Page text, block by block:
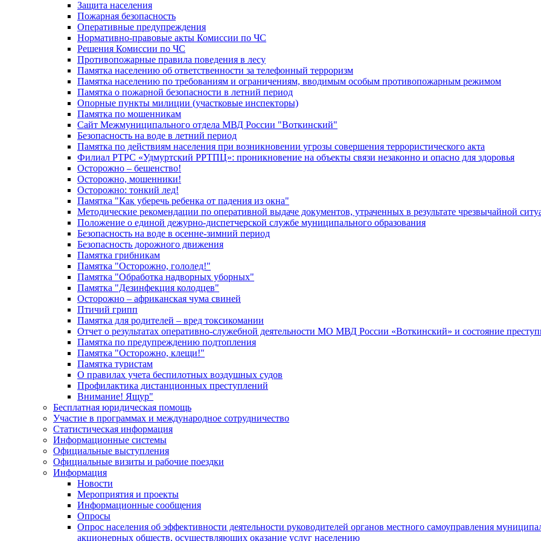
Защита населения
Пожарная безопасность
Оперативные предупреждения
Нормативно-правовые акты Комиссии по ЧС
Решения Комиссии по ЧС
Противопожарные правила поведения в лесу
Памятка населению об ответственности за телефонный терроризм
Памятка населению по требованиям и ограничениям, вводимым особым противопожарным режимом
Памятка о пожарной безопасности в летний период
Опорные пункты милиции (участковые инспекторы)
Памятка по мошенникам
Сайт Межмуниципального отдела МВД России "Воткинский"
Безопасность на воде в летний период
Памятка по действиям населения при возникновении угрозы совершения террористического акта
Филиал РТРС «Удмуртский РРТПЦ»: проникновение на объекты связи незаконно и опасно для здоровья
Осторожно – бешенство!
Осторожно, мошенники!
Осторожно: тонкий лед!
Памятка "Как уберечь ребенка от падения из окна"
Методические рекомендации по оперативной выдаче документов, утраченных в результате чрезвычайной
Положение о единой дежурно-диспетчерской службе муниципального образования
Безопасность на воде в осенне-зимний период
Безопасность дорожного движения
Памятка грибникам
Памятка "Осторожно, гололед!"
Памятка "Обработка надворных уборных"
Памятка "Дезинфекция колодцев"
Осторожно – африканская чума свиней
Птичий грипп
Памятка для родителей – вред токсикомании
Отчет о результатах оперативно-служебной деятельности МО МВД России «Воткинский» и состояние
Памятка по предупреждению подтопления
Памятка "Осторожно, клещи!"
Памятка туристам
О правилах учета беспилотных воздушных судов
Профилактика дистанционных преступлений
Внимание! Ящур"
Бесплатная юридическая помощь
Участие в программах и международное сотрудничество
Статистическая информация
Информационные системы
Официальные выступления
Официальные визиты и рабочие поездки
Информация
Новости
Мероприятия и проекты
Информационные сообщения
Опросы
Опрос населения об эффективности деятельности руководителей органов местного самоуправления
акционерных обществ, осуществляющих оказание услуг населению